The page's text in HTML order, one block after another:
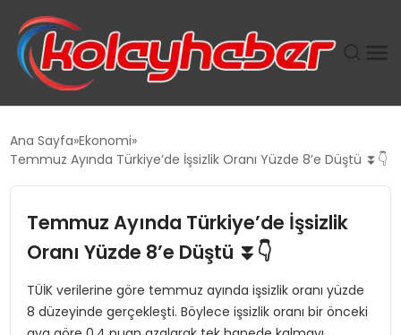
TANYER YAPI ZEMIN MÜHENDISLIĞINDE HEDEF
TOROSLAR’DA PAZAR GERGİNLİĞİ!
Ana Sayfa Ekonomi
Temmuz Ayında Türkiye’de İşsizlik Oranı Yüzde 8’e Düştü ⏬👇
Temmuz Ayında Türkiye’de İşsizlik
Oranı Yüzde 8’e Düştü ⏬👇
TÜİK verilerine göre temmuz ayında işsizlik oranı yüzde
8 düzeyinde gerçekleşti. Böylece işsizlik oranı bir önceki